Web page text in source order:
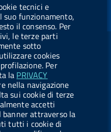
tecnici e
suo funzionamento,
il consenso. Per
le terze parti
sotto
cookies
Per
la PRIVACY
nella navigazione
sui cookie di terze
accetti
banner attraverso la
tutti i cookie di